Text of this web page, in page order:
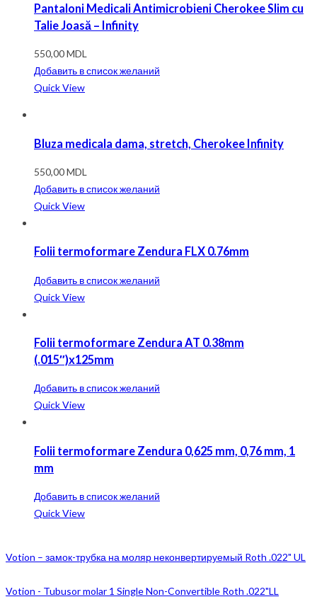
Pantaloni Medicali Antimicrobieni Cherokee Slim cu
Talie Joasă – Infinity
550,00MDL
Добавить в список желаний
Quick View
Bluza medicala dama, stretch, Cherokee Infinity
550,00MDL
Добавить в список желаний
Quick View
Folii termoformare Zendura FLX 0.76mm
Добавить в список желаний
Quick View
Folii termoformare Zendura AT 0.38mm
(.015″)x125mm
Добавить в список желаний
Quick View
Folii termoformare Zendura 0,625 mm, 0,76 mm, 1
mm
Добавить в список желаний
Quick View
Votion – замок-трубка на моляр неконвертируемый Roth .022" UL
Votion - Tubusor molar 1 Single Non-Convertible Roth .022"LL